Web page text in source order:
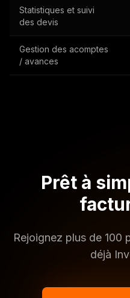
Statistiques et suivi
des devis
Gestion des acomptes
/ avances
Prêt à
Rejoignez plus de 100
déjà